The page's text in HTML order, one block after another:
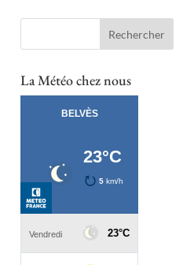
La Météo chez nous